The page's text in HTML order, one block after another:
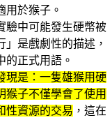
用於猴子。
中可能發生硬幣被
是戲劇性的描述，
的正式用語。
現是：一隻雄猴用硬
猴子不僅學會了使用
性資源的交易 ，這在